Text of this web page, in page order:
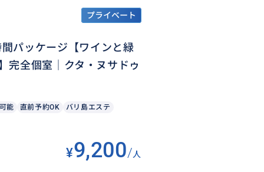
プライベート
パッケージ【ワインと緑
完全個室｜クタ・ヌサドゥ
能 直前予約OK
バリ島エステ
¥9,200/人